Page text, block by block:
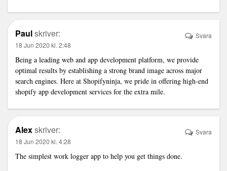
Paulskriver:
18 Jun 2020 kl. 2:48
Being a leading web and app development platform, we provide
optimal results by establishing a strong brand image across major
search engines. Here at Shopifyninja, we pride in offering high-end
shopify app development services for the extra mile.
Svara
Alexskriver:
18 Jun 2020 kl. 4:28
The simplest work logger app to help you get things done.
Svara